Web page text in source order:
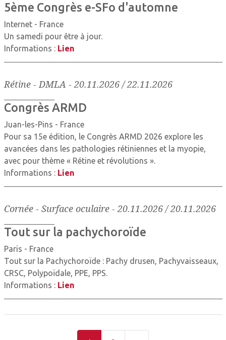
5ème Congrès e-SFo d'automne
Internet - France
Un samedi pour être à jour.
Informations : Lien
Rétine - DMLA -20.11.2026 / 22.11.2026
Congrès ARMD
Juan-les-Pins - France
Pour sa 15e édition, le Congrès ARMD 2026 explore les
avancées dans les pathologies rétiniennes et la myopie,
avec pour thème « Rétine et révolutions ».
Informations : Lien
Cornée - Surface oculaire-20.11.2026 / 20.11.2026
Tout sur la pachychoroïde
Paris - France
Tout sur la Pachychoroïde : Pachy drusen, Pachyvaisseaux,
CRSC, Polypoïdale, PPE, PPS.
Informations : Lien